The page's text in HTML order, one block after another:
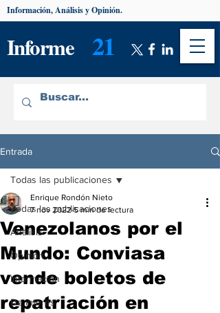
Informe 21
Información, Análisis y Opinión.
Entrada
Todas las publicaciones
Análisis
Opinión
Información
De interés
Todas las publicaciones
Venezolanos por el
Mundo: Conviasa
vende boletos de
repatriación en
Enrique Rondón Nieto
7 nov 2022 5 min de lectura